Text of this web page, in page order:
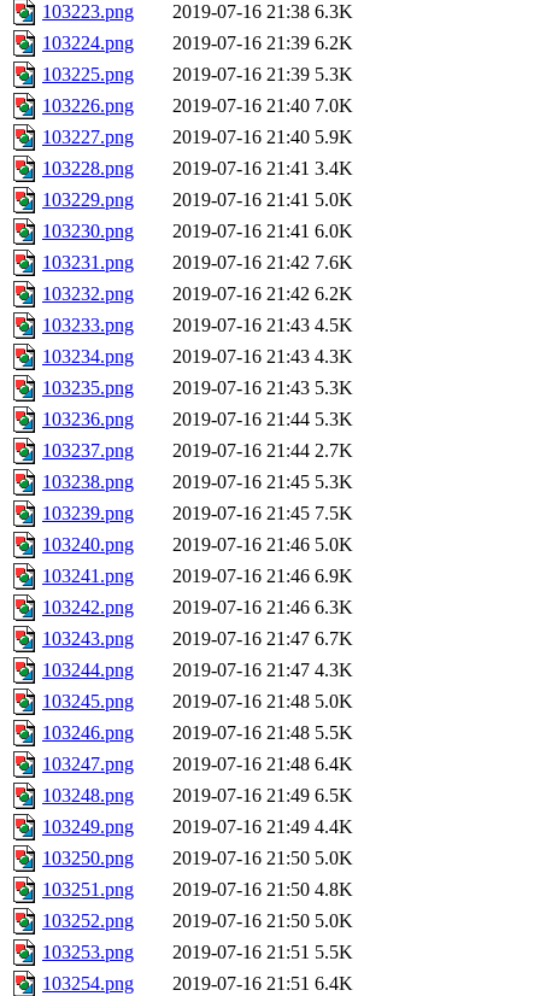
103223.png
2019-07-16 21:38 6.3K
103224.png
2019-07-16 21:39 6.2K
103225.png
2019-07-16 21:39 5.3K
103226.png
2019-07-16 21:40 7.0K
103227.png
2019-07-16 21:40 5.9K
103228.png
2019-07-16 21:41 3.4K
103229.png
2019-07-16 21:41 5.0K
103230.png
2019-07-16 21:41 6.0K
103231.png
2019-07-16 21:42 7.6K
103232.png
2019-07-16 21:42 6.2K
103233.png
2019-07-16 21:43 4.5K
103234.png
2019-07-16 21:43 4.3K
103235.png
2019-07-16 21:43 5.3K
103236.png
2019-07-16 21:44 5.3K
103237.png
2019-07-16 21:44 2.7K
103238.png
2019-07-16 21:45 5.3K
103239.png
2019-07-16 21:45 7.5K
103240.png
2019-07-16 21:46 5.0K
103241.png
2019-07-16 21:46 6.9K
103242.png
2019-07-16 21:46 6.3K
103243.png
2019-07-16 21:47 6.7K
103244.png
2019-07-16 21:47 4.3K
103245.png
2019-07-16 21:48 5.0K
103246.png
2019-07-16 21:48 5.5K
103247.png
2019-07-16 21:48 6.4K
103248.png
2019-07-16 21:49 6.5K
103249.png
2019-07-16 21:49 4.4K
103250.png
2019-07-16 21:50 5.0K
103251.png
2019-07-16 21:50 4.8K
103252.png
2019-07-16 21:50 5.0K
103253.png
2019-07-16 21:51 5.5K
103254.png
2019-07-16 21:51 6.4K